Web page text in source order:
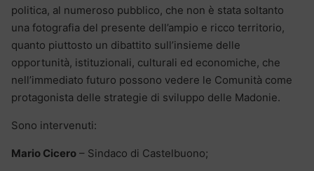
politica, al numeroso pubblico, che non è stata soltanto
una fotografia del presente dell’ampio e ricco territorio,
quanto piuttosto un dibattito sull’insieme delle
opportunità, istituzionali, culturali ed economiche, che
nell’immediato futuro possono vedere le Comunità come
protagonista delle strategie di sviluppo delle Madonie.
Sono intervenuti:
Mario Cicero – Sindaco di Castelbuono;